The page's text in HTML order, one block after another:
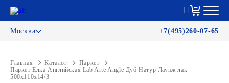
Москва +7(495)260-07-65
Главная Каталог
Паркет
Паркет Елка Английская Lab Arte Angle Дуб Натур Лаунж лак
500х110х14/3